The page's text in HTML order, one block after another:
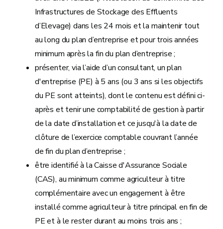
Infrastructures de Stockage des Effluents
d’Elevage) dans les 24 mois et la maintenir tout
au long du plan d’entreprise et pour trois années
minimum après la fin du plan d’entreprise ;
présenter, via l’aide d’un consultant, un plan
d'entreprise (PE) à 5 ans (ou 3 ans si les objectifs
du PE sont atteints), dont le contenu est défini ci-
après et tenir une comptabilité de gestion à partir
de la date d’installation et ce jusqu'à la date de
clôture de l’exercice comptable couvrant l’année
de fin du plan d’entreprise ;
être identifié à la Caisse d'Assurance Sociale
(CAS), au minimum comme agriculteur à titre
complémentaire avec un engagement à être
installé comme agriculteur à titre principal en fin de
PE et à le rester durant au moins trois ans ;